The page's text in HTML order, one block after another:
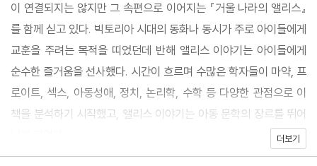
이 연결되지는 않지만 그 속편으로 이어지는 『거울 나라의 앨리스』
를 함께 싣고 있다. 빅토리아 시대의 동화나 동시가 주로 아이들에게
교훈을 주려는 목적을 띠었던데 반해 앨리스 이야기는 아이들에게
순수한 즐거움을 선사했다. 시간이 흐르며 수많은 학자들이 마약, 프
로이트, 섹스, 아동성애, 정치, 논리학, 수학 등 다양한 관점으로 이
책을 분석하기 시작했고, 앨리스 이야기는 아동 문학의 장르를 뛰어
더보기